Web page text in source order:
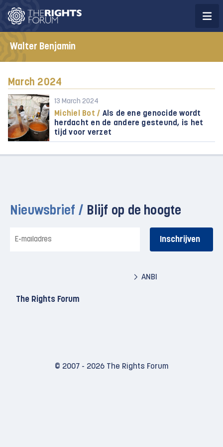
Walter Benjamin
March 2024
13 March 2024
Michiel Bot / Als de ene genocide wordt
herdacht en de andere gesteund, is het
tijd voor verzet
Nieuwsbrief / Blijf op de hoogte
mailadres
ANBI
The Rights Forum
© 2007 - 2026 The Rights Forum